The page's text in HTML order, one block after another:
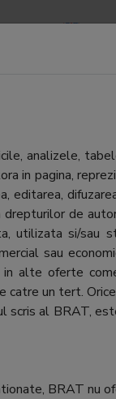
LOGIN
Difuzare
Dana Zamfir
0372-130.133
Publicitate Print
Dana Butnaru
analizele,
in pagina,
editarea,
de
utilizata si/sau
sau
in alte oferte
catre un tert.
scris al BRAT,
BRAT nu